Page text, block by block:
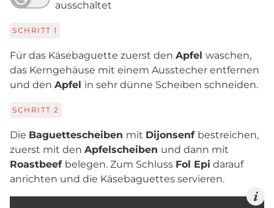
ausschaltet
SCHRITT 1
Für das Käsebaguette zuerst den Apfel waschen,
das Kerngehäuse mit einem Ausstecher entfernen
und den Apfel in sehr dünne Scheiben schneiden.
SCHRITT 2
Die Baguettescheiben mit Dijonsenf bestreichen,
zuerst mit den Apfelscheiben und dann mit
Roastbeef belegen. Zum Schluss Fol Epi darauf
anrichten und die Käsebaguettes servieren.